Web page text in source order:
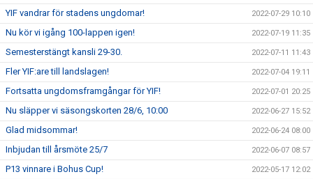
YIF vandrar för stadens ungdomar! 2022-07-29 10:10
Nu kör vi igång 100-lappen igen! 2022-07-19 11:35
Semesterstängt kansli 29-30. 2022-07-11 11:43
Fler YIF:are till landslagen! 2022-07-04 19:11
Fortsatta ungdomsframgångar för YIF! 2022-07-01 20:25
Nu släpper vi säsongskorten 28/6, 10:00 2022-06-27 15:52
Glad midsommar! 2022-06-24 08:00
Inbjudan till årsmöte 25/7 2022-06-07 08:57
P13 vinnare i Bohus Cup! 2022-05-17 12:02